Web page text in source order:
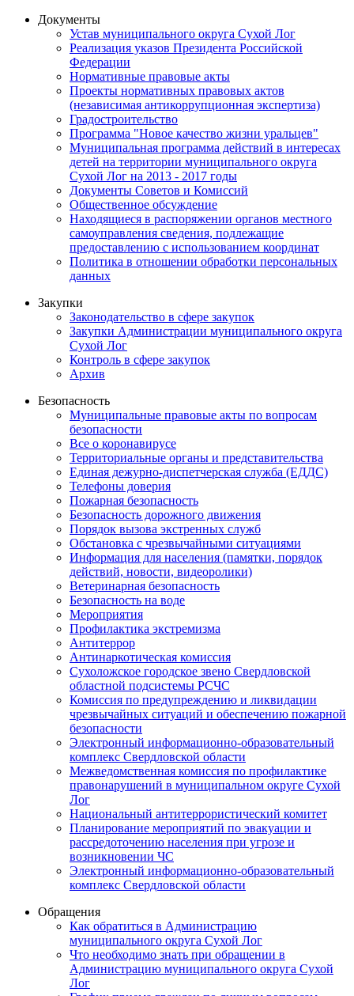
Документы
Устав муниципального округа Сухой Лог
Реализация указов Президента Российской
Федерации
Нормативные правовые акты
Проекты нормативных правовых актов
(независимая антикоррупционная экспертиза)
Градостроительство
Программа "Новое качество жизни уральцев"
Муниципальная программа действий в интересах
детей на территории муниципального округа
Сухой Лог на 2013 - 2017 годы
Документы Советов и Комиссий
Общественное обсуждение
Находящиеся в распоряжении органов местного
самоуправления сведения, подлежащие
предоставлению с использованием координат
Политика в отношении обработки персональных
данных
Закупки
Законодательство в сфере закупок
Закупки Администрации муниципального округа
Сухой Лог
Контроль в сфере закупок
Архив
Безопасность
Муниципальные правовые акты по вопросам
безопасности
Все о коронавирусе
Территориальные органы и представительства
Единая дежурно-диспетчерская служба (ЕДДС)
Телефоны доверия
Пожарная безопасность
Безопасность дорожного движения
Порядок вызова экстренных служб
Обстановка с чрезвычайными ситуациями
Информация для населения (памятки, порядок
действий, новости, видеоролики)
Ветеринарная безопасность
Безопасность на воде
Мероприятия
Профилактика экстремизма
Антитеррор
Антинаркотическая комиссия
Сухоложское городское звено Свердловской
областной подсистемы РСЧС
Комиссия по предупреждению и ликвидации
чрезвычайных ситуаций и обеспечению пожарной
безопасности
Электронный информационно-образовательный
комплекс Cвердловской области
Межведомственная комиссия по профилактике
правонарушений в муниципальном округе Сухой
Лог
Национальный антитеррористический комитет
Планирование мероприятий по эвакуации и
рассредоточению населения при угрозе и
возникновении ЧС
Электронный информационно-образовательный
комплекс Свердловской области
Обращения
Как обратиться в Администрацию
муниципального округа Сухой Лог
Что необходимо знать при обращении в
Администрацию муниципального округа Сухой
Лог